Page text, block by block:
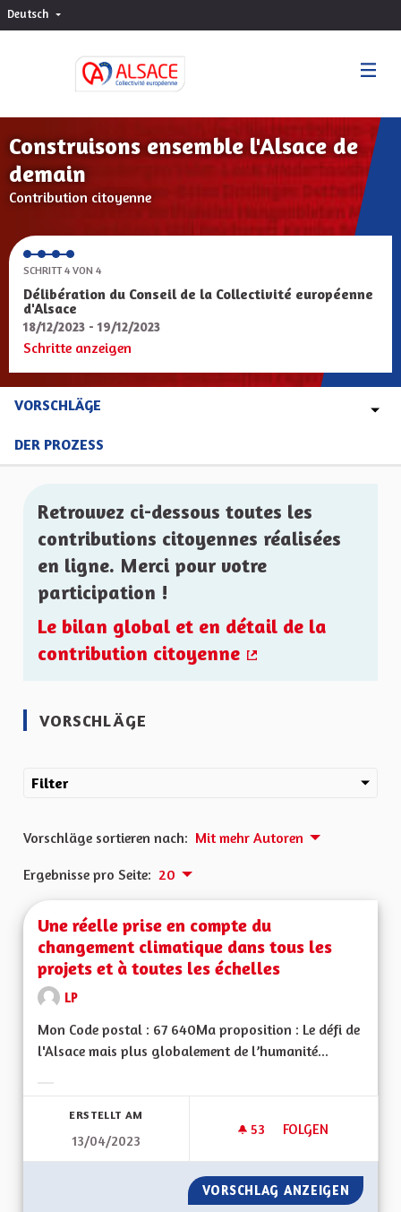
Deutsch Choisir la langue
Construisons ensemble l'Alsace de
demain
Contribution citoyenne
SCHRITT 4 VON 4
Délibération du Conseil de la Collectivité européenne
d'Alsace
18/12/2023 - 19/12/2023
Schritte anzeigen
VORSCHLÄGE
DER PROZESS
Retrouvez ci-dessous toutes les
contributions citoyennes réalisées
en ligne. Merci pour votre
participation !
Le bilan global et en détail de la
contribution citoyenne
VORSCHLÄGE
Filter
Vorschläge sortieren nach: Mit mehr Autoren
Ergebnisse pro Seite: 20
Une réelle prise en compte du
changement climatique dans tous les
projets et à toutes les échelles
LP
Mon Code postal : 67 640Ma proposition : Le défi de
l'Alsace mais plus globalement de l’humanité...
ERSTELLT AM
13/04/2023
53 53 FOLLOWER
FOLGEN
UNE RÉELLE
VORSCHLAG ANZEIGEN UNE